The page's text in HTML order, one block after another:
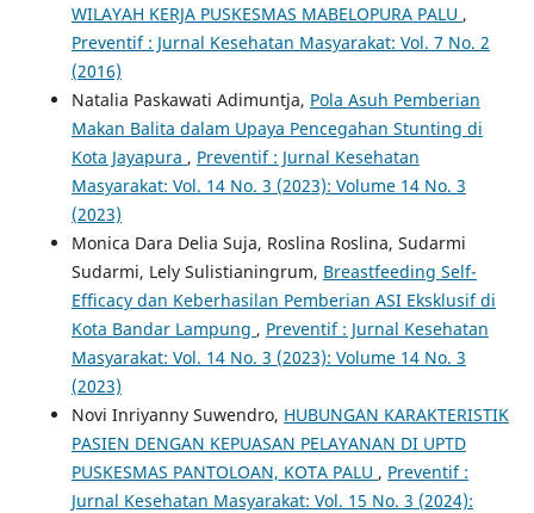
WILAYAH KERJA PUSKESMAS MABELOPURA PALU ,
Preventif : Jurnal Kesehatan Masyarakat: Vol. 7 No. 2
(2016)
Natalia Paskawati Adimuntja, Pola Asuh Pemberian
Makan Balita dalam Upaya Pencegahan Stunting di
Kota Jayapura , Preventif : Jurnal Kesehatan
Masyarakat: Vol. 14 No. 3 (2023): Volume 14 No. 3
(2023)
Monica Dara Delia Suja, Roslina Roslina, Sudarmi
Sudarmi, Lely Sulistianingrum, Breastfeeding Self-
Efficacy dan Keberhasilan Pemberian ASI Eksklusif di
Kota Bandar Lampung , Preventif : Jurnal Kesehatan
Masyarakat: Vol. 14 No. 3 (2023): Volume 14 No. 3
(2023)
Novi Inriyanny Suwendro, HUBUNGAN KARAKTERISTIK
PASIEN DENGAN KEPUASAN PELAYANAN DI UPTD
PUSKESMAS PANTOLOAN, KOTA PALU , Preventif :
Jurnal Kesehatan Masyarakat: Vol. 15 No. 3 (2024):